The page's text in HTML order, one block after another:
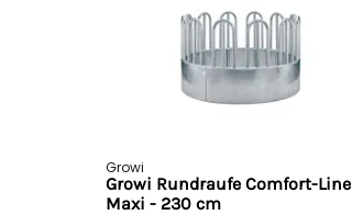
Growi
Growi Rundraufe Comfort-Line
Maxi - 230 cm